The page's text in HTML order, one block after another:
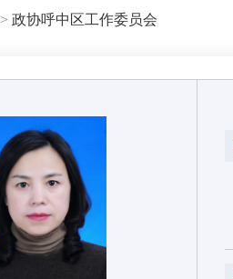
> 政协呼中区工作委员会